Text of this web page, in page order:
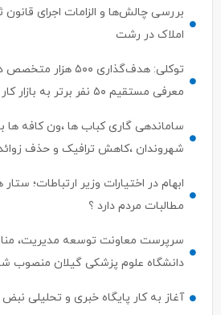
بررسی چالش‌ها و الزامات اجرای
املاک در رشت
توکلی: هدف‌گذاری ۵۰۰
معرفی مستقیم ۵۰ نفر برتر به بازار کار
ساماندهی گاری کباب ها ،ون کافه ها
شهروندان ،کاهش ترافیک و حذف
ابهام در اختیارات وزیر ارتباطات؛
مطالبات مردم دارد ؟
سرپرست معاونت توسعه مدیریت،
دانشگاه علوم پزشکی گیلان منصوب
آغاز به کار پایگاه خبری و تحلیلی نبض